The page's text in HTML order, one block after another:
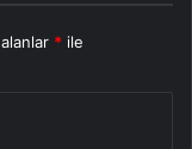
* ile